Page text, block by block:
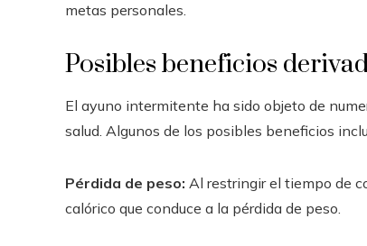
metas personales.
Posibles beneficios
El ayuno intermitente ha sido objeto de
salud. Algunos de los posibles beneficios
Pérdida de peso: Al restringir el tiempo de
calórico que conduce a la pérdida de peso.